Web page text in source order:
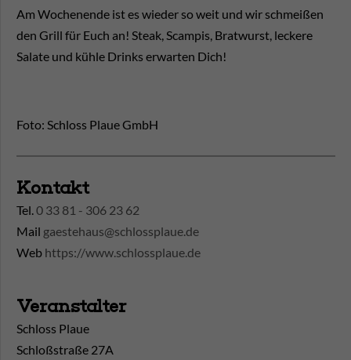
Am Wochenende ist es wieder so weit und wir schmeißen
den Grill für Euch an! Steak, Scampis, Bratwurst, leckere
Salate und kühle Drinks erwarten Dich!
Foto: Schloss Plaue GmbH
Kontakt
Tel.0 33 81 - 306 23 62
Mail gaestehaus@schlossplaue.de
Web https://www.schlossplaue.de
Veranstalter
Schloss Plaue
Schloßstraße 27A